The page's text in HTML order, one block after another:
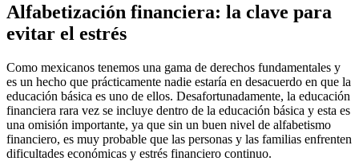
Alfabetización financiera: la clave para
evitar el estrés
Como mexicanos tenemos una gama de derechos fundamentales y
es un hecho que prácticamente nadie estaría en desacuerdo en que la
educación básica es uno de ellos. Desafortunadamente, la educación
financiera rara vez se incluye dentro de la educación básica y esta es
una omisión importante, ya que sin un buen nivel de alfabetismo
financiero, es muy probable que las personas y las familias enfrenten
dificultades económicas y estrés financiero continuo.